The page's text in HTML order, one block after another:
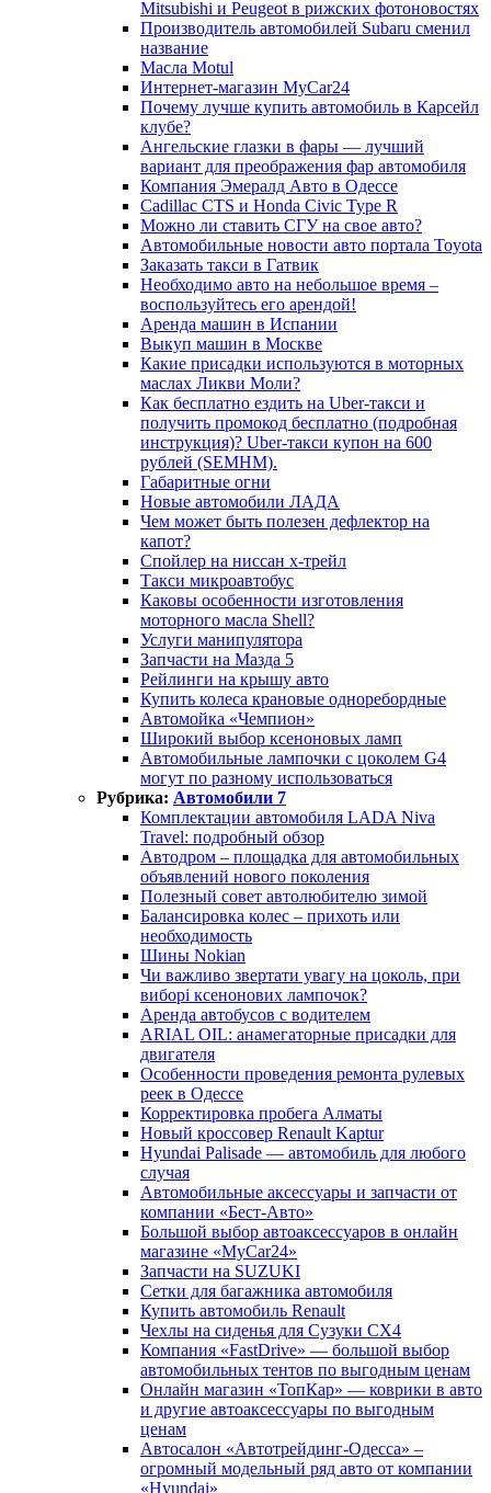
Mitsubishi и Peugeot в рижских фотоновостях
Производитель автомобилей Subaru сменил
название
Масла Motul
Интернет-магазин MyCar24
Почему лучше купить автомобиль в Карсейл
клубе?
Ангельские глазки в фары — лучший
вариант для преображения фар автомобиля
Компания Эмералд Авто в Одессе
Cadillac CTS и Honda Civic Type R
Можно ли ставить СГУ на свое авто?
Автомобильные новости авто портала Toyota
Заказать такси в Гатвик
Необходимо авто на небольшое время –
воспользуйтесь его арендой!
Аренда машин в Испании
Выкуп машин в Москве
Какие присадки используются в моторных
маслах Ликви Моли?
Как бесплатно ездить на Uber-такси и
получить промокод бесплатно (подробная
инструкция)? Uber-такси купон на 600
рублей (SEMHM).
Габаритные огни
Новые автомобили ЛАДА
Чем может быть полезен дефлектор на
капот?
Спойлер на ниссан х-трейл
Такси микроавтобус
Каковы особенности изготовления
моторного масла Shell?
Услуги манипулятора
Запчасти на Мазда 5
Рейлинги на крышу авто
Купить колеса крановые одноребордные
Автомойка «Чемпион»
Широкий выбор ксеноновых ламп
Автомобильные лампочки с цоколем G4
могут по разному использоваться
Рубрика: Автомобили 7
Комплектации автомобиля LADA Niva
Travel: подробный обзор
Автодром – площадка для автомобильных
объявлений нового поколения
Полезный совет автолюбителю зимой
Балансировка колес – прихоть или
необходимость
Шины Nokian
Чи важливо звертати увагу на цоколь, при
виборі ксенонових лампочок?
Аренда автобусов с водителем
ARIAL OIL: анамегаторные присадки для
двигателя
Особенности проведения ремонта рулевых
реек в Одессе
Корректировка пробега Алматы
Новый кроссовер Renault Kaptur
Hyundai Palisade — автомобиль для любого
случая
Автомобильные аксессуары и запчасти от
компании «Бест-Авто»
Большой выбор автоаксессуаров в онлайн
магазине «MyСar24»
Запчасти на SUZUKI
Сетки для багажника автомобиля
Купить автомобиль Renault
Чехлы на сиденья для Сузуки СХ4
Компания «FastDrive» — большой выбор
автомобильных тентов по выгодным ценам
Онлайн магазин «ТопКар» — коврики в авто
и другие автоаксессуары по выгодным
ценам
Автосалон «Автотрейдинг-Одесса» –
огромный модельный ряд авто от компании
«Hyundai»